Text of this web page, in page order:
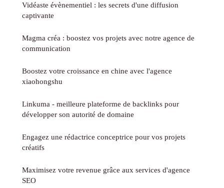
Vidéaste évènementiel : les secrets d'une diffusion
captivante
Magma créa : boostez vos projets avec notre agence de
communication
Boostez votre croissance en chine avec l'agence
xiaohongshu
Linkuma - meilleure plateforme de backlinks pour
développer son autorité de domaine
Engagez une rédactrice conceptrice pour vos projets
créatifs
Maximisez votre revenue grâce aux services d'agence
SEO